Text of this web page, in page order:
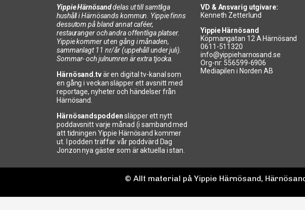
Yippie Härnösanddelas ut till samtliga
hushåll i Härnösands kommun. Yippie finns
dessutom på bland annat caféer,
restauranger och andra offentliga platser.
Yippie kommer ut en gång i månaden,
sammanlagt 11 nr/år (uppehåll under juli).
Sommar- och julnumren är extra tjocka.
Härnösand.tvär en digital tv-kanal som
en gång i veckan släpper ett avsnitt med
reportage, nyheter och händelser från
Härnösand.
Härnösandspoddensläpper ett nytt
poddavsnitt varje månad (i samband med
att tidningen Yippie Härnösand kommer
ut. I podden träffar vår poddvärd Dag
Jonzon nya gäster som är aktuella i stan.
VD & Ansvarig utgivare:
Kenneth Zetterlund
Yippie Härnösand
Köpmangatan 12 A Härnösand
0611-511320
info@yippieharnosand.se
Org-nr: 556599-6906
Mediapilen i Norden AB
© Allt material på Yippie Härnösand,